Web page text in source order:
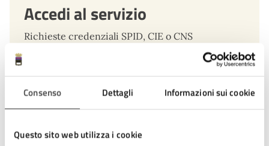
Consenso Dettagli Informazioni sui cookie
Questo sito web utilizza i cookie
Accedi al servizio
Richieste credenziali SPID, CIE o CNS
Oppure, puoi prenotare un appuntamento e